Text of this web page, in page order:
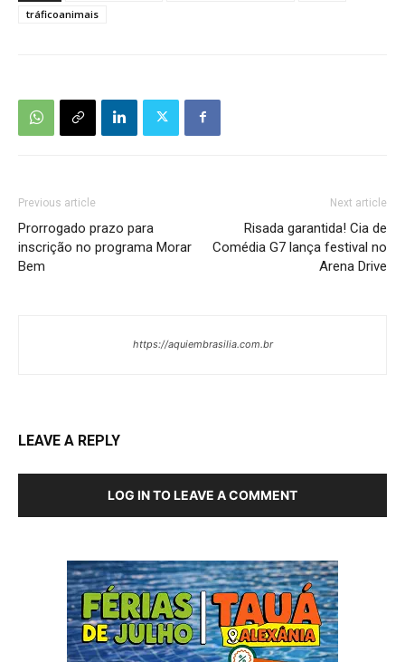
tráficoanimais
Previous article
Prorrogado prazo para
inscrição no programa Morar
Bem
Next article
Risada garantida! Cia de
Comédia G7 lança festival no
Arena Drive
https://aquiembrasilia.com.br
LEAVE A REPLY
LOG IN TO LEAVE A COMMENT